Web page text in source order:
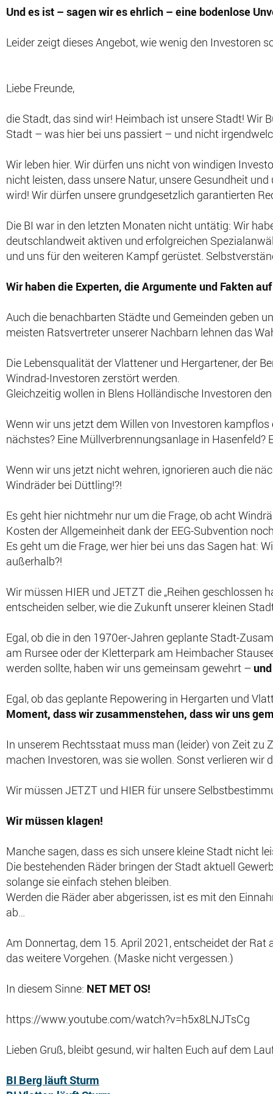
Und es ist – sagen wir es ehrlich – eine bodenlose
Leider zeigt dieses Angebot, wie wenig den Investoren
Liebe Freunde,
die Stadt, das sind wir! Heimbach ist unsere Stadt! Wir
Stadt – was hier bei uns passiert – und nicht
Wir leben hier. Wir dürfen uns nicht von windigen
nicht leisten, dass unsere Natur, unsere Gesundheit
wird! Wir dürfen unsere grundgesetzlich garantierten
Die BI war in den letzten Monaten nicht untätig: Wir
deutschlandweit aktiven und erfolgreichen
und uns für den weiteren Kampf gerüstet.
Wir haben die Experten, die Argumente und Fakten
Auch die benachbarten Städte und Gemeinden geben
meisten Ratsvertreter unserer Nachbarn lehnen das
Die Lebensqualität der Vlattener und Hergartener, der
Windrad-Investoren zerstört werden.
Gleichzeitig wollen in Blens Holländische Investoren
Wenn wir uns jetzt dem Willen von Investoren
nächstes? Eine Müllverbrennungsanlage in Hasenfeld?
Wenn wir uns jetzt nicht wehren, ignorieren auch die
Windräder bei Düttling!?!
Es geht hier nichtmehr nur um die Frage, ob acht
Kosten der Allgemeinheit dank der EEG-Subvention
Es geht um die Frage, wer hier bei uns das Sagen hat:
außerhalb?!
Wir müssen HIER und JETZT die „Reihen geschlossen
entscheiden selber, wie die Zukunft unserer kleinen
Egal, ob die in den 1970er-Jahren geplante Stadt-
am Rursee oder der Kletterpark am Heimbacher
werden sollte, haben wir uns gemeinsam gewehrt –
Egal, ob das geplante Repowering in Hergarten und
Moment, dass wir zusammenstehen, dass wir uns
In unserem Rechtsstaat muss man (leider) von Zeit zu
machen Investoren, was sie wollen. Sonst verlieren
Wir müssen JETZT und HIER für unsere
Wir müssen klagen!
Manche sagen, dass es sich unsere kleine Stadt nicht
Die bestehenden Räder bringen der Stadt aktuell
solange sie einfach stehen bleiben.
Werden die Räder aber abgerissen, ist es mit den
ab…
Am Donnertag, dem 15. April 2021, entscheidet der
das weitere Vorgehen. (Maske nicht vergessen.)
In diesem Sinne: NET MET OS!
https://www.youtube.com/watch?v=h5x8LNJTsCg
Lieben Gruß, bleibt gesund, wir halten Euch auf dem
BI Berg läuft Sturm